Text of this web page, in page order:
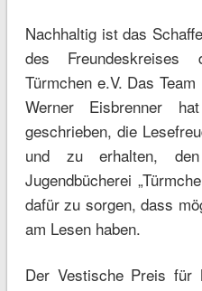
Nachhaltig ist das
des Freundeskreises
Türmchen e.V. Das
Werner Eisbrenner
geschrieben, die
und zu erhalten,
Jugendbücherei
dafür zu sorgen, dass
am Lesen haben.
Der Vestische Preis für